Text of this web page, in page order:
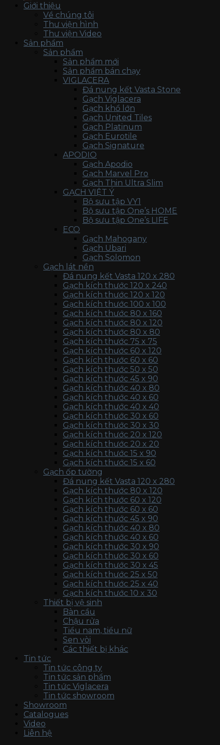
Giới thiệu
Về chúng tôi
Thư viện hình
Thư viện Video
Sản phẩm
Sản phẩm
Sản phẩm mới
Sản phẩm bán chạy
VIGLACERA
Đá nung kết Vasta Stone
Gạch Viglacera
Gạch khổ lớn
Gạch United Tiles
Gạch Platinum
Gạch Eurotile
Gạch Signature
APODIO
Gạch Apodio
Gạch Marvel Pro
Gạch Thin Ultra Slim
GẠCH VIỆT Ý
Bộ sưu tập VY1
Bộ sưu tập One’s HOME
Bộ sưu tập One’s LIFE
ECO
Gạch Mahogany
Gạch Ubari
Gạch Solomon
Gạch lát nền
Đá nung kết Vasta 120 x 280
Gạch kích thước 120 x 240
Gạch kích thước 120 x 120
Gạch kích thước 100 x 100
Gạch kích thước 80 x 160
Gạch kích thước 80 x 120
Gạch kích thước 80 x 80
Gạch kích thước 75 x 75
Gạch kích thước 60 x 120
Gạch kích thước 60 x 60
Gạch kích thước 50 x 50
Gạch kích thước 45 x 90
Gạch kích thước 40 x 80
Gạch kích thước 40 x 60
Gạch kích thước 40 x 40
Gạch kích thước 30 x 60
Gạch kích thước 30 x 30
Gạch kích thước 20 x 120
Gạch kích thước 20 x 20
Gạch kích thước 15 x 90
Gạch kích thước 15 x 60
Gạch ốp tường
Đá nung kết Vasta 120 x 280
Gạch kích thước 80 x 120
Gạch kích thước 60 x 120
Gạch kích thước 60 x 60
Gạch kích thước 45 x 90
Gạch kích thước 40 x 80
Gạch kích thước 40 x 60
Gạch kích thước 30 x 90
Gạch kích thước 30 x 60
Gạch kích thước 30 x 45
Gạch kích thước 25 x 50
Gạch kích thước 25 x 40
Gạch kích thước 10 x 30
Thiết bị vệ sinh
Bàn cầu
Chậu rửa
Tiểu nam, tiểu nữ
Sen vòi
Các thiết bị khác
Tin tức
Tin tức công ty
Tin tức sản phẩm
Tin tức Viglacera
Tin tức showroom
Showroom
Catalogues
Video
Liên hệ